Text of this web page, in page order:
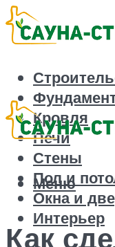
Кровля
Печи
Стены
Пол и
Окна и
Интерьер
Меню
Как